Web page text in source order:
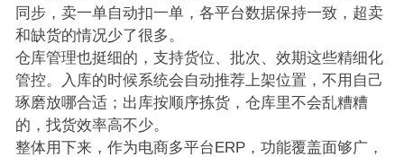
同步，卖一单自动扣一单，各平台数据保持一致，超卖
和缺货的情况少了很多。
仓库管理也挺细的，支持货位、批次、效期这些精细化
管控。入库的时候系统会自动推荐上架位置，不用自己
琢磨放哪合适；出库按顺序拣货，仓库里不会乱糟糟
的，找货效率高不少。
整体用下来，作为电商多平台ERP，功能覆盖面够广，